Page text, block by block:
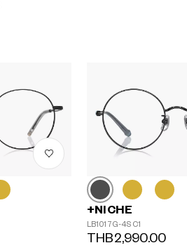
+NICHE
LB1017G-4S C1
THB2,990.00